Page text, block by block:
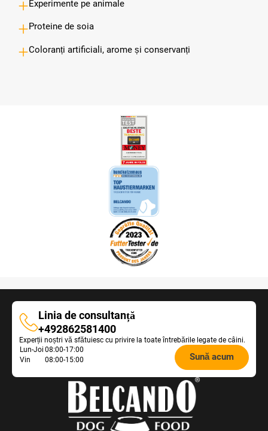
Experimente pe animale
Proteine de soia
Coloranți artificiali, arome și conservanți
Linia de consultanță
Linia
de
consultanță
+492862581400
Experții noștri vă sfătuiesc cu privire la toate întrebările legate de câini.
Opening
Lun-Joi 08:00-17:00
Vin
08:00-15:00 Sună acum